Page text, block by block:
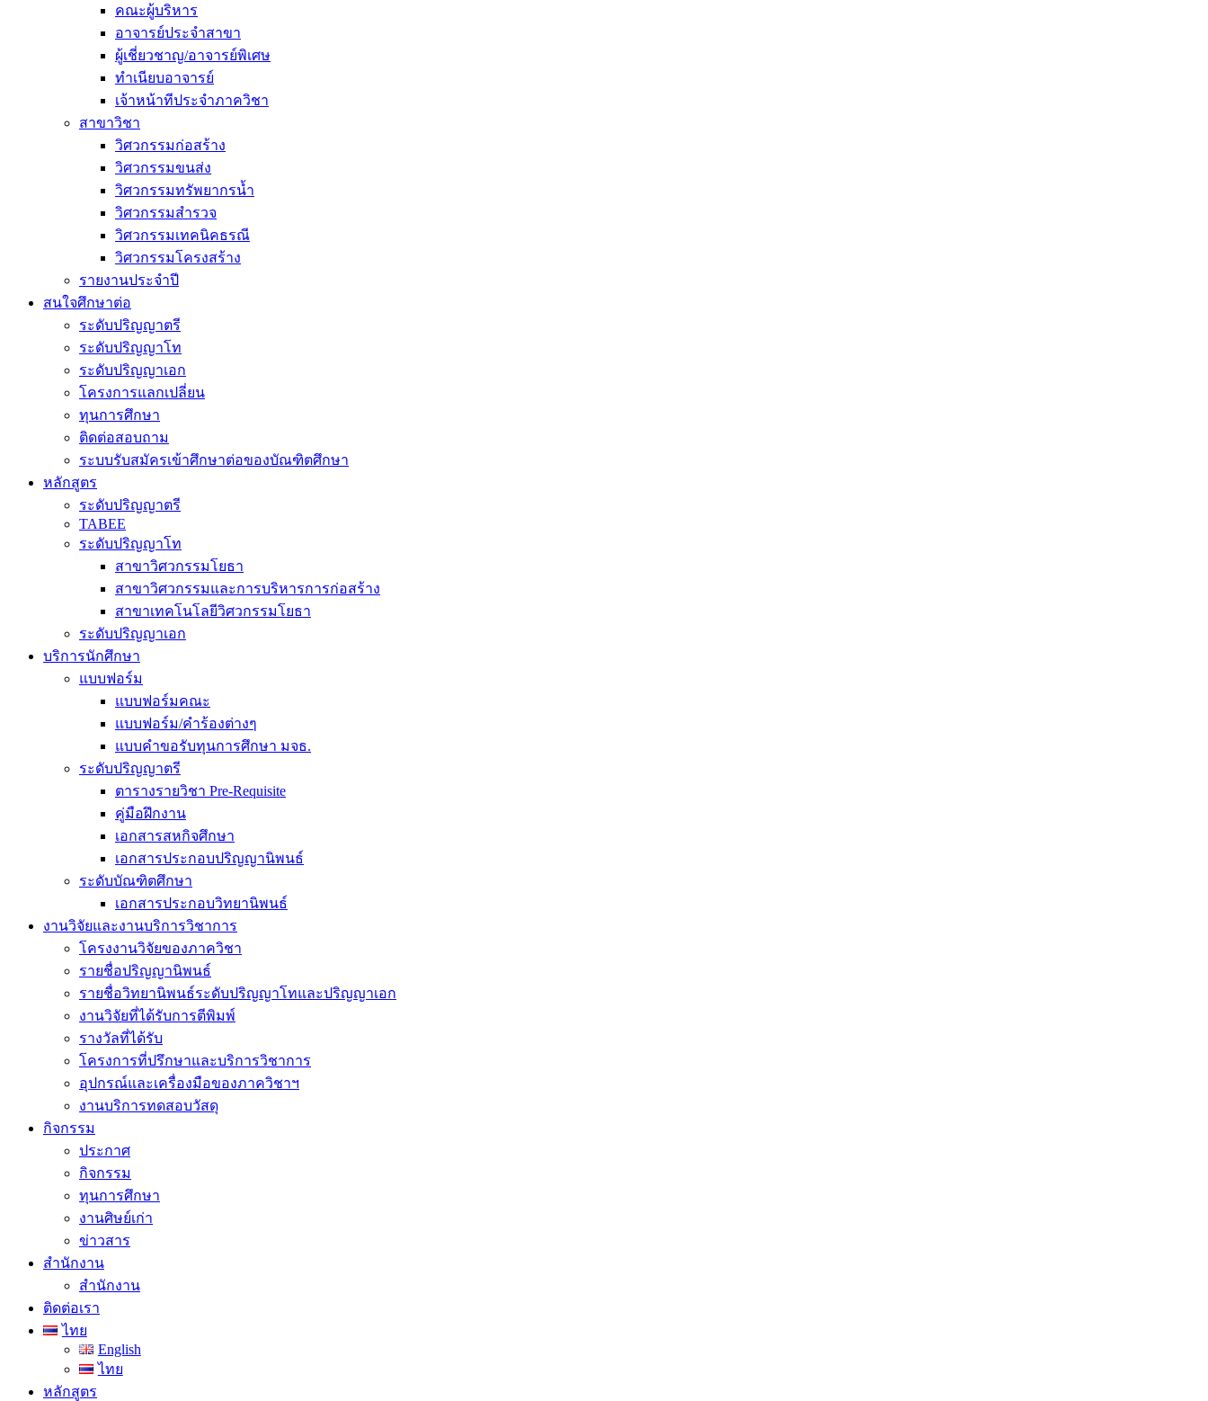
คณะผู้บริหาร
อาจารย์ประจำสาขา
ผู้เชี่ยวชาญ/อาจารย์พิเศษ
ทำเนียบอาจารย์
เจ้าหน้าทีประจำภาควิชา
สาขาวิชา
วิศวกรรมก่อสร้าง
วิศวกรรมขนส่ง
วิศวกรรมทรัพยากรน้ำ
วิศวกรรมสำรวจ
วิศวกรรมเทคนิคธรณี
วิศวกรรมโครงสร้าง
รายงานประจำปี
สนใจศึกษาต่อ
ระดับปริญญาตรี
ระดับปริญญาโท
ระดับปริญญาเอก
โครงการแลกเปลี่ยน
ทุนการศึกษา
ติดต่อสอบถาม
ระบบรับสมัครเข้าศึกษาต่อของบัณฑิตศึกษา
หลักสูตร
ระดับปริญญาตรี
TABEE
ระดับปริญญาโท
สาขาวิศวกรรมโยธา
สาขาวิศวกรรมและการบริหารการก่อสร้าง
สาขาเทคโนโลยีวิศวกรรมโยธา
ระดับปริญญาเอก
บริการนักศึกษา
แบบฟอร์ม
แบบฟอร์มคณะ
แบบฟอร์ม/คำร้องต่างๆ
แบบคำขอรับทุนการศึกษา มจธ.
ระดับปริญญาตรี
ตารางรายวิชา Pre-Requisite
คู่มือฝึกงาน
เอกสารสหกิจศึกษา
เอกสารประกอบปริญญานิพนธ์
ระดับบัณฑิตศึกษา
เอกสารประกอบวิทยานิพนธ์
งานวิจัยและงานบริการวิชาการ
โครงงานวิจัยของภาควิชา
รายชื่อปริญญานิพนธ์
รายชื่อวิทยานิพนธ์ระดับปริญญาโทและปริญญาเอก
งานวิจัยที่ได้รับการตีพิมพ์
รางวัลที่ได้รับ
โครงการที่ปรึกษาและบริการวิชาการ
อุปกรณ์และเครื่องมือของภาควิชาฯ
งานบริการทดสอบวัสดุ
กิจกรรม
ประกาศ
กิจกรรม
ทุนการศึกษา
งานศิษย์เก่า
ข่าวสาร
สำนักงาน
สำนักงาน
ติดต่อเรา
ไทย
English
ไทย
หลักสูตร